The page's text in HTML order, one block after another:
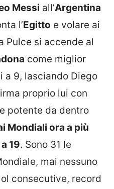
Messi all’Argentina
l’Egitto e volare ai
Pulce si accende al
come miglior
a 9, lasciando Diego
proprio lui con
potente da dentro
Mondiali ora a più
19. Sono 31 le
mai nessuno
consecutive, record